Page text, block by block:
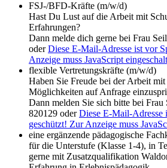
FSJ-/BFD-Kräfte (m/w/d)
Hast Du Lust auf die Arbeit mit
Erfahrungen?
Dann melde dich gerne bei Frau
oderDiese E-Mail-Adresse ist vor
Anzeige muss JavaScript
flexible Vertretungskräfte (m/w/d)
Haben Sie Freude bei der Arbeit
Möglichkeiten auf Anfrage
Dann melden Sie sich bitte bei Frau
820129 oderDiese E-Mail-Adresse
geschützt! Zur Anzeige muss
eine ergänzende pädagogische
für die Unterstufe (Klasse 1-4), in
gerne mit Zusatzqualifikation